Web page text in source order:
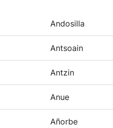
Andosilla
Antsoain
Antzin
Anue
Añorbe